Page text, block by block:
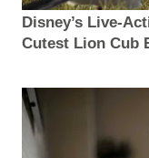
Disney’s Live-
Cutest Lion Cub